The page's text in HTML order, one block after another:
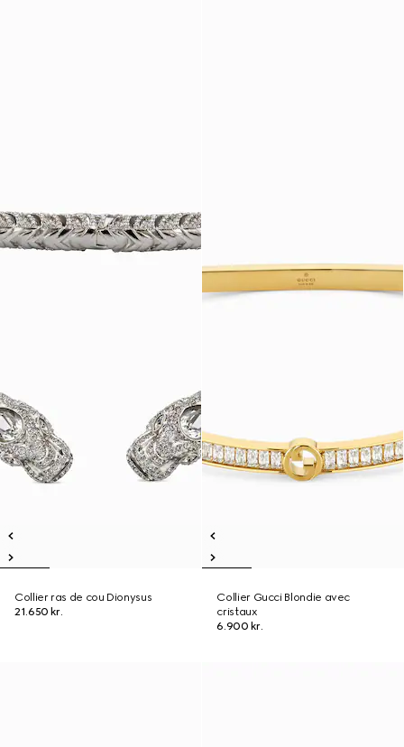
Collier ras de cou Dionysus
21.650 kr.
Collier Gucci Blondie avec
cristaux
6.900 kr.